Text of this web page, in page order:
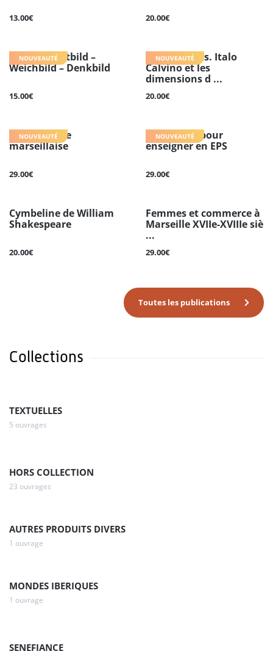
13.00€ 20.00€
NOUVEAUTÉ
Berlin. Stadtbild –
Weichbild – Denkbild
15.00€
NOUVEAUTÉ
Télescopages. Italo
Calvino et les
dimensions d ...
20.00€
NOUVEAUTÉ
La mosaïque
marseillaise
29.00€
NOUVEAUTÉ
Des leviers pour
enseigner en EPS
29.00€
Cymbeline de William
Shakespeare
20.00€
Femmes et commerce à
Marseille XVIIe-XVIIIe siè
...
29.00€
Toutes les publications
Collections
TEXTUELLES
5 ouvrages
HORS COLLECTION
23 ouvrages
AUTRES PRODUITS DIVERS
1 ouvrage
MONDES IBERIQUES
1 ouvrage
SENEFIANCE